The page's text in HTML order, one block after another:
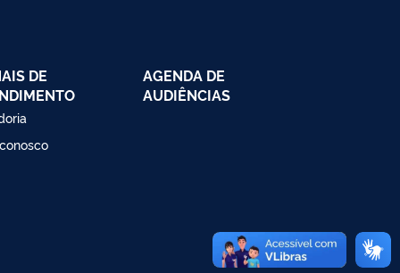
DE
AGENDA DE
AUDIÊNCIAS